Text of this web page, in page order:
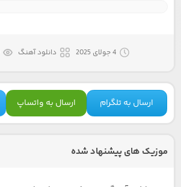
4 جولای 2025 دانلود آهنگ
ارسال به تلگرام ارسال به واتساپ
موزیک های پیشنهاد شده